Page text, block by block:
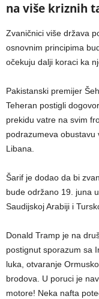
na više kriznih
Zvaničnici više država
osnovnim principima
očekuju dalji koraci ka
Pakistanski premijer
Teheran postigli
prekidu vatre na svim
podrazumeva obustavu
Libana.
Šarif je dodao da bi
bude održano 19. juna
Saudijskoj Arabiji i
Donald Tramp je na
postignut sporazum sa
luka, otvaranje
brodova. U poruci je
motore! Neka nafta